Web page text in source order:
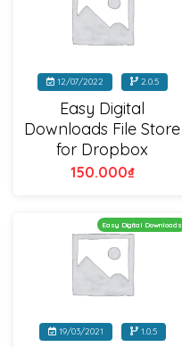
12/07/2022 2.0.5
Easy Digital
Downloads File Store
for Dropbox
150.000₫
Easy Digital Downloads
19/03/2021 1.0.5